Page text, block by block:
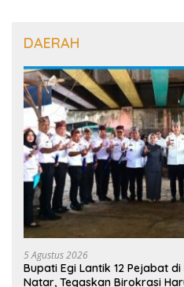
DAERAH
5 Agustus 2026
Bupati Egi Lantik 12 Pejabat
Natar, Tegaskan Birokrasi